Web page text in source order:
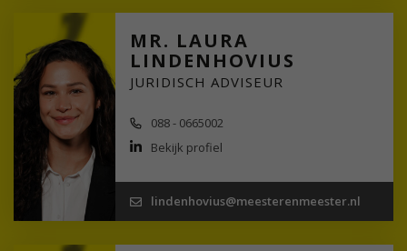
MR. LAURA
LINDENHOVIUS
JURIDISCH ADVISEUR
088 - 0665002
Bekijk profiel
lindenhovius@meesterenmeester.nl